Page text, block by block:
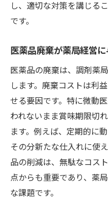
薬局スタッフが
法
長後駅周辺の調
取るために
無駄な廃棄を減ら
調剤薬局の不動
ント
医薬品廃棄を最
薬剤師が実践す
考え方
し、適切な対策を講じる
です。
医薬品廃棄が薬局経営
医薬品の廃棄は、調剤薬
します。廃棄コストは利
せる要因です。特に微動
われないまま賞味期限切
ます。例えば、定期的に
その分新たな仕入れに使
品の削減は、無駄なコス
点からも重要であり、薬
な課題です。